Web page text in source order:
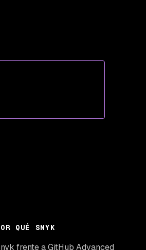
QUÉ SNYK
frente a GitHub Advanced